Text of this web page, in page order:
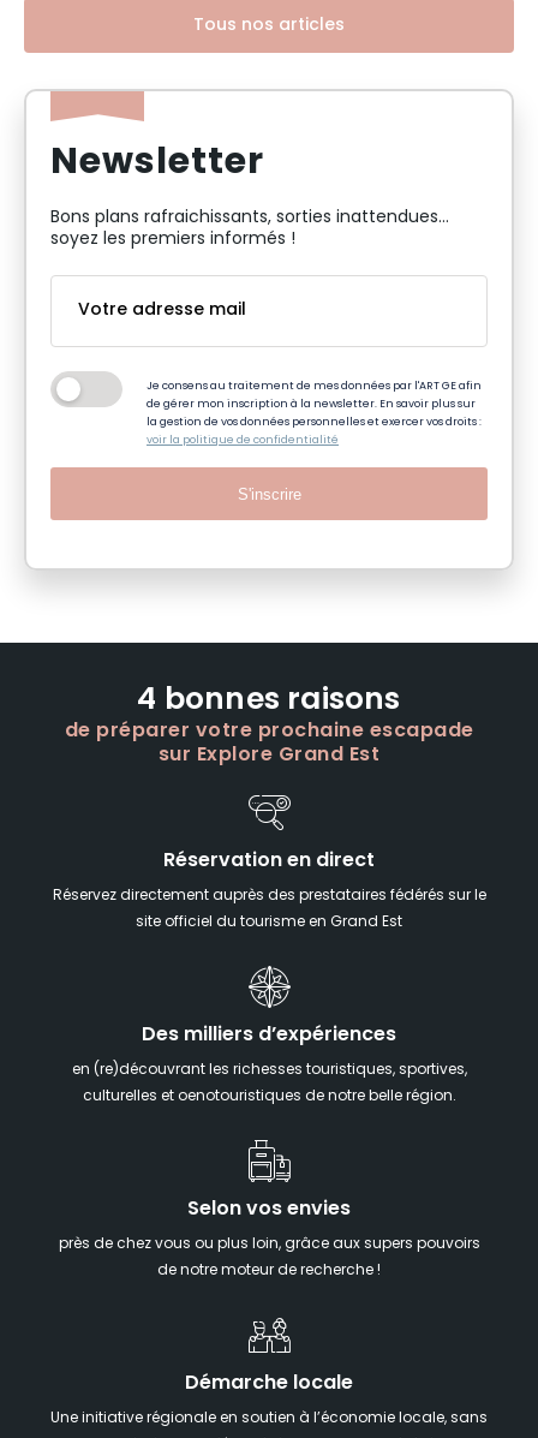
Tous nos articles
Newsletter
Bons plans rafraichissants, sorties inattendues…
soyez les premiers informés !
Je consens au traitement de mes données par l'ART GE afin
de gérer mon inscription à la newsletter. En savoir plus sur
la gestion de vos données personnelles et exercer vos droits :
voir la politique de confidentialité
S'inscrire
4 bonnes raisons
de préparer votre prochaine escapade
sur Explore Grand Est
Réservation en direct
Réservez directement auprès des prestataires fédérés sur le
site officiel du tourisme en Grand Est
Des milliers d’expériences
en (re)découvrant les richesses touristiques, sportives,
culturelles et oenotouristiques de notre belle région.
Selon vos envies
près de chez vous ou plus loin, grâce aux supers pouvoirs
de notre moteur de recherche !
Démarche locale
Une initiative régionale en soutien à l’économie locale, sans